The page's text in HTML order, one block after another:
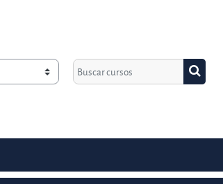
Buscar cursos Buscar